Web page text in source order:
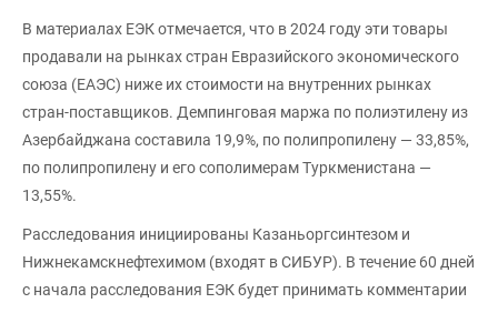
В материалах ЕЭК отмечается, что в 2024 году эти товары
продавали на рынках стран Евразийского экономического
союза (ЕАЭС) ниже их стоимости на внутренних рынках
стран-поставщиков. Демпинговая маржа по полиэтилену из
Азербайджана составила 19,9%, по полипропилену — 33,85%,
по полипропилену и его сополимерам Туркменистана —
13,55%.
Расследования инициированы Казаньоргсинтезом и
Нижнекамскнефтехимом (входят в CИБУР). В течение 60 дней
с начала расследования ЕЭК будет принимать комментарии